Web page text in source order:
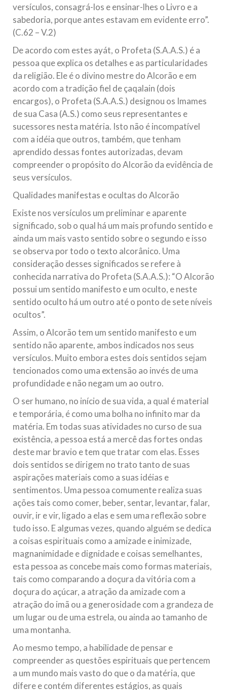
versículos, consagrá-los e ensinar-lhes o Livro e a
sabedoria, porque antes estavam em evidente erro”.
(C.62 – V.2)
De acordo com estes ayát, o Profeta (S.A.A.S.) é a
pessoa que explica os detalhes e as particularidades
da religião. Ele é o divino mestre do Alcorão e em
acordo com a tradição fiel de çaqalain (dois
encargos), o Profeta (S.A.A.S.) designou os Imames
de sua Casa (A.S.) como seus representantes e
sucessores nesta matéria. Isto não é incompatível
com a idéia que outros, também, que tenham
aprendido dessas fontes autorizadas, devam
compreender o propósito do Alcorão da evidência de
seus versículos.
Qualidades manifestas e ocultas do Alcorão
Existe nos versículos um preliminar e aparente
significado, sob o qual há um mais profundo sentido e
ainda um mais vasto sentido sobre o segundo e isso
se observa por todo o texto alcorânico. Uma
consideração desses significados se refere à
conhecida narrativa do Profeta (S.A.A.S.): “O Alcorão
possui um sentido manifesto e um oculto, e neste
sentido oculto há um outro até o ponto de sete níveis
ocultos”.
Assim, o Alcorão tem um sentido manifesto e um
sentido não aparente, ambos indicados nos seus
versículos. Muito embora estes dois sentidos sejam
tencionados como uma extensão ao invés de uma
profundidade e não negam um ao outro.
O ser humano, no início de sua vida, a qual é material
e temporária, é como uma bolha no infinito mar da
matéria. Em todas suas atividades no curso de sua
existência, a pessoa está a mercê das fortes ondas
deste mar bravio e tem que tratar com elas. Esses
dois sentidos se dirigem no trato tanto de suas
aspirações materiais como a suas idéias e
sentimentos. Uma pessoa comumente realiza suas
ações tais como comer, beber, sentar, levantar, falar,
ouvir, ir e vir, ligado a elas e sem uma reflexão sobre
tudo isso. E algumas vezes, quando alguém se dedica
a coisas espirituais como a amizade e inimizade,
magnanimidade e dignidade e coisas semelhantes,
esta pessoa as concebe mais como formas materiais,
tais como comparando a doçura da vitória com a
doçura do açúcar, a atração da amizade com a
atração do imã ou a generosidade com a grandeza de
um lugar ou de uma estrela, ou ainda ao tamanho de
uma montanha.
Ao mesmo tempo, a habilidade de pensar e
compreender as questões espirituais que pertencem
a um mundo mais vasto do que o da matéria, que
difere e contém diferentes estágios, as quais